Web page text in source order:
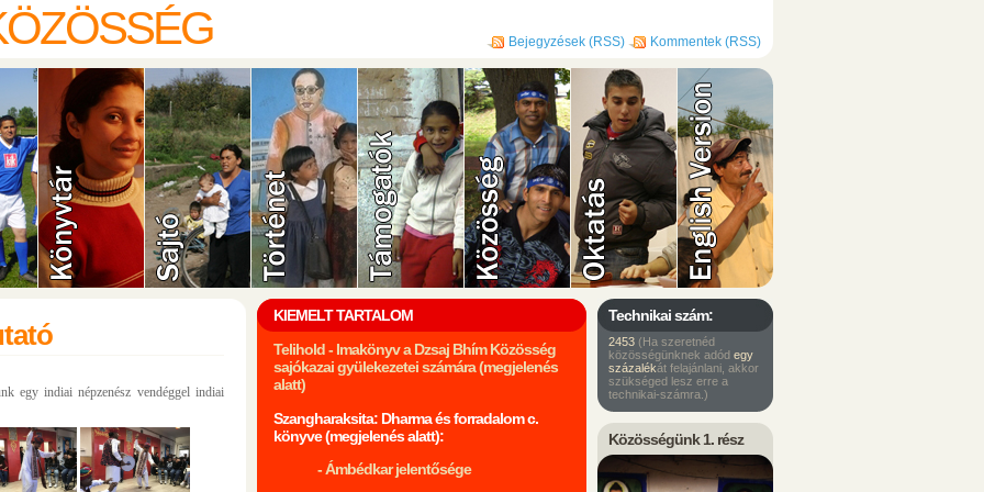
Bejegyzések (RSS) Kommentek (RSS)
egy indiai népzenész vendéggel indiai
Technikai szám:
2453 (Ha szeretnéd
közösségünknek adód egy
százalékát felajánlani, akkor
szükséged lesz erre a
technikai-számra.)
Közösségünk 1. rész
KIEMELT TARTALOM
Telihold - Imakönyv a Dzsaj Bhím Közösség
sajókazai gyülekezetei számára (megjelenés
alatt)
Szangharaksita: Dharma és forradalom c.
könyve (megjelenés alatt):
- Ámbédkar jelentősége